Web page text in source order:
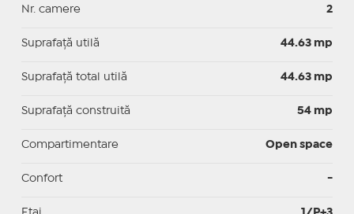
Nr. camere 2
Suprafaţă utilă 44.63 mp
Suprafaţă total utilă 44.63 mp
Suprafaţă construită 54 mp
Compartimentare Open space
Confort -